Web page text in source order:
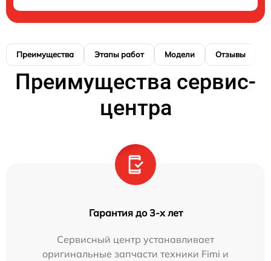
Преимущества Этапы работ Модели Отзывы
Преимущества сервис-
центра
Гарантия до 3-х лет
Сервисный центр устанавливает
оригинальные запчасти техники Fimi и